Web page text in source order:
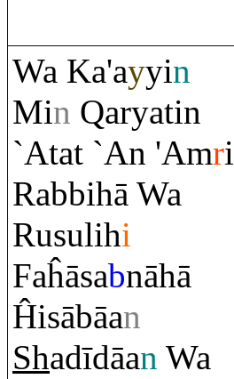
Wa Ka'ayyin
Min Qaryatin
`Atat `An 'Amri
Rabbihā Wa
Rusulihi
Faĥāsabnāhā
Ĥisābāan
Shadīdāan Wa